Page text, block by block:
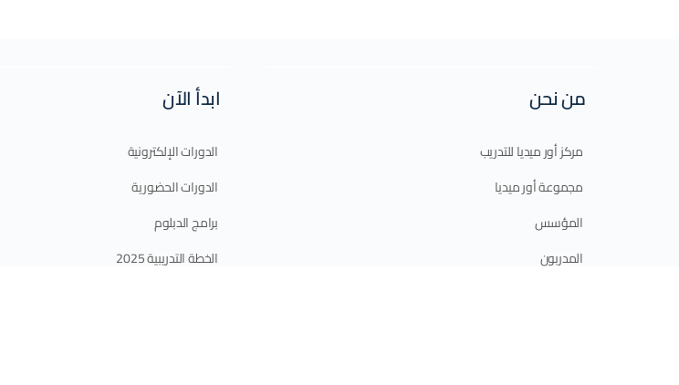
من نحن
مركز أور ميديا للتدريب
مجموعة أور ميديا
المؤسس
المدربون
ابدأ الآن
الدورات الإلكترونية
الدورات الحضورية
برامج الدبلوم
الخطة التدريبية 2025